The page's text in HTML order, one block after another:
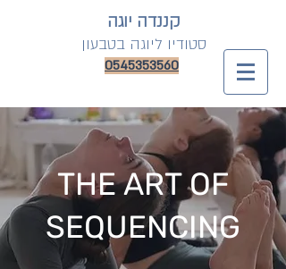
קננדה יוגה
סטודיו ליוגה בטבעון
0545353560
THE ART OF
SEQUENCING